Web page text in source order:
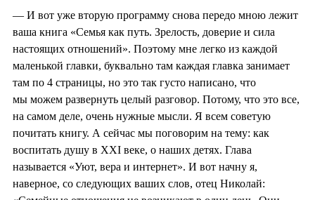
— И вот уже вторую программу снова передо мною лежит
ваша книга «Семья как путь. Зрелость, доверие и сила
настоящих отношений». Поэтому мне легко из каждой
маленькой главки, буквально там каждая главка занимает
там по 4 страницы, но это так густо написано, что
мы можем развернуть целый разговор. Потому, что это все,
на самом деле, очень нужные мысли. Я всем советую
почитать книгу. А сейчас мы поговорим на тему: как
воспитать душу в XXI веке, о наших детях. Глава
называется «Уют, вера и интернет». И вот начну я,
наверное, со следующих ваших слов, отец Николай: